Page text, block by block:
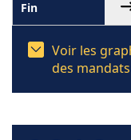
Voir les
des